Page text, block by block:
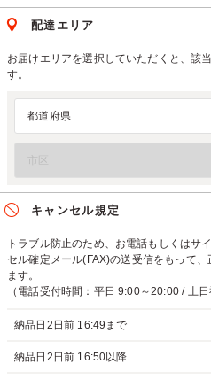
配達エリア
お届けエリアを選択していただくと、該
す。
キャンセル規定
トラブル防止のため、お電話もしくはサ
セル確定メール(FAX)の送受信をもって
ます。
（電話受付時間：平日 9:00～20:00 / 土
納品日2日前 16:49まで
納品日2日前 16:50以降